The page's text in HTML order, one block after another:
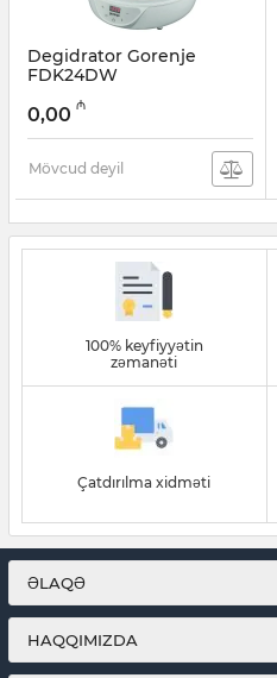
Degidrator Gorenje
FDK24DW
005038282
0,00 ₼
Mövcud deyil
100% keyfiyyətin
zəmanəti
Çatdırılma xidməti
ƏLAQƏ
HAQQIMIZDA